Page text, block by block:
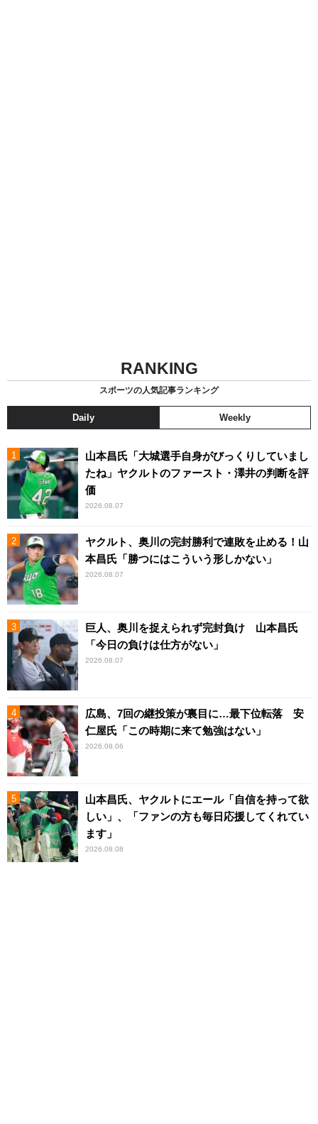
RANKING
スポーツの人気記事ランキング
Daily Weekly
山本昌氏「大城選手自身がびっくりしていまし
たね」ヤクルトのファースト・澤井の判断を評
価
2026.08.07
ヤクルト、奥川の完封勝利で連敗を止める！山
本昌氏「勝つにはこういう形しかない」
2026.08.07
巨人、奥川を捉えられず完封負け 山本昌氏
「今日の負けは仕方がない」
2026.08.07
広島、7回の継投策が裏目に…最下位転落 安
仁屋氏「この時期に来て勉強はない」
2026.08.06
山本昌氏、ヤクルトにエール「自信を持って欲
しい」、「ファンの方も毎日応援してくれてい
ます」
2026.08.08